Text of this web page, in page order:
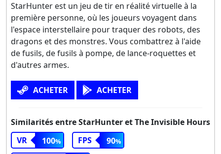
StarHunter est un jeu de tir en réalité virtuelle à la
première personne, où les joueurs voyagent dans
l'espace interstellaire pour traquer des robots, des
dragons et des monstres. Vous combattrez à l'aide
de fusils, de fusils à pompe, de lance-roquettes et
d'autres armes.
ACHETER ACHETER
Similarités entre StarHunter et The Invisible Hours
VR
100 FPS
90